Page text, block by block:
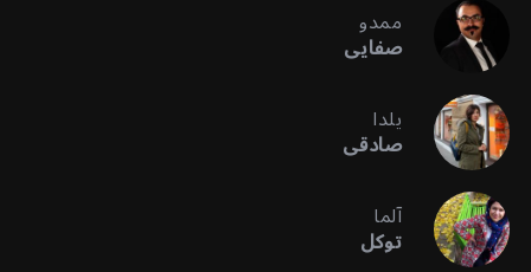
ممدو
صفایی
یلدا
صادقی
آلما
توکل